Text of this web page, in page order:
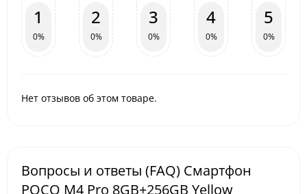
1
0%
2
0%
3
0%
4
0%
5
0%
Нет отзывов об этом товаре.
Вопросы и ответы (FAQ) Смартфон
POCO M4 Pro 8GB+256GB Yellow